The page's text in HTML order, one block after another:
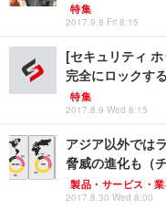
特集
2017.9.8 Fri 8:15
[セキュリティ
完全にロックす
特集
2017.8.9 Wed 8:15
アジア以外では
脅威の進化も（
製品・サービス・
2017.8.30 Wed 8:00